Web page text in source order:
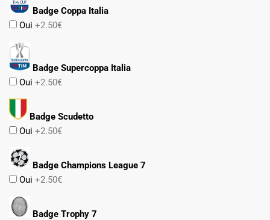
Badge Coppa Italia
Oui +2.50€
Badge Supercoppa Italia
Oui +2.50€
Badge Scudetto
Oui +2.50€
Badge Champions League 7
Oui +2.50€
Badge Trophy 7